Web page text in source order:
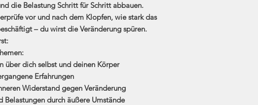
die Belastung Schritt für Schritt abbauen.
vor und nach dem Klopfen, wie stark das
– du wirst die Veränderung spüren.
über dich selbst und deinen Körper
Erfahrungen
Widerstand gegen Veränderung
Belastungen durch äußere Umstände